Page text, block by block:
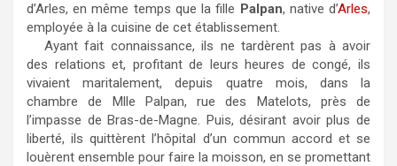
b
o
o
k
t
e
r
l
d’Arles, en même temps que la fille Palpan, native d’Arles,
employée à la cuisine de cet établissement.
Ayant fait connaissance, ils ne tardèrent pas à avoir
des relations et, profitant de leurs heures de congé, ils
vivaient maritalement, depuis quatre mois, dans la
chambre de Mlle Palpan, rue des Matelots, près de
l’impasse de Bras-de-Magne. Puis, désirant avoir plus de
liberté, ils quittèrent l’hôpital d’un commun accord et se
louèrent ensemble pour faire la moisson, en se promettant